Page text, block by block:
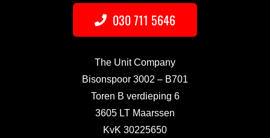
030 711 5646
The Unit Company
Bisonspoor 3002 – B701
Toren B verdieping 6
3605 LT Maarssen
KvK 30225650